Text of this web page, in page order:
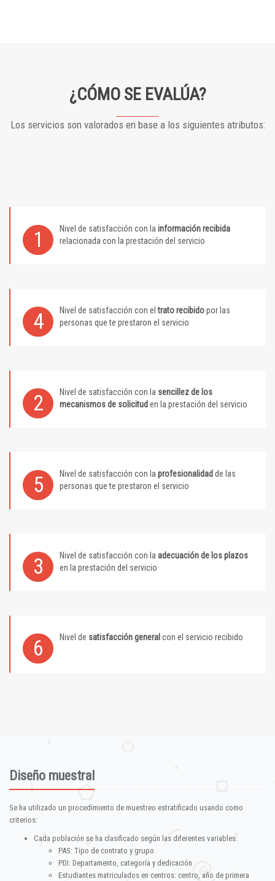
¿CÓMO SE EVALÚA?
Los servicios son valorados en base a los siguientes atributos:
1 Nivel de satisfacción con la información recibida
relacionada con la prestación del servicio
4 Nivel de satisfacción con eltrato recibidopor las
personas que te prestaron el servicio
2 Nivel de satisfacción con la sencillez de los
mecanismos de solicitud en la prestación del servicio
5 Nivel de satisfacción con la profesionalidad de las
personas que te prestaron el servicio
3 Nivel de satisfacción con la adecuación de los plazos
en la prestación del servicio
6 Nivel de satisfacción general con el servicio recibido
Diseño muestral
Se ha utilizado un procedimiento de muestreo estratificado usando como
criterios:
Cada población se ha clasificado según las diferentes variables:
PAS: Tipo de contrato y grupo
PDI: Departamento, categoría y dedicación
Estudiantes matriculados en centros: centro, año de primera